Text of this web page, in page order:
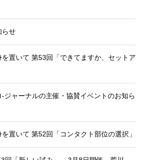
らせ
置いて 第53回「できてますか、セットア
ジャーナルの主催・協賛イベントのお知ら
置いて 第52回「コンタクト部位の選択」